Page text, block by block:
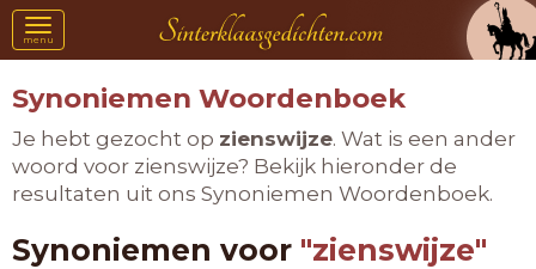
Toggle
navigation
menu
Synoniemen Woordenboek
Je hebt gezocht op zienswijze. Wat is een ander
woord voor zienswijze? Bekijk hieronder de
resultaten uit ons Synoniemen Woordenboek.
Synoniemen voor "zienswijze"